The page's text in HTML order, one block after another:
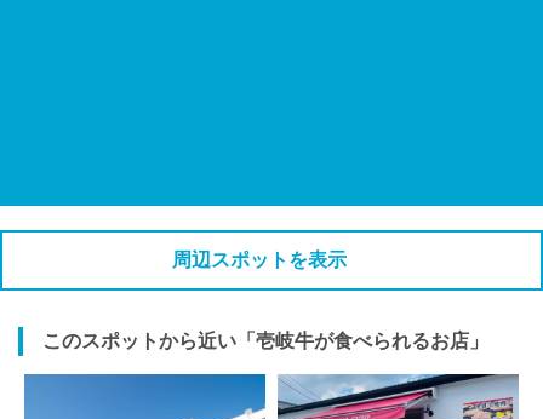
周辺スポットを表示
このスポットから近い「壱岐牛が食べられるお店」